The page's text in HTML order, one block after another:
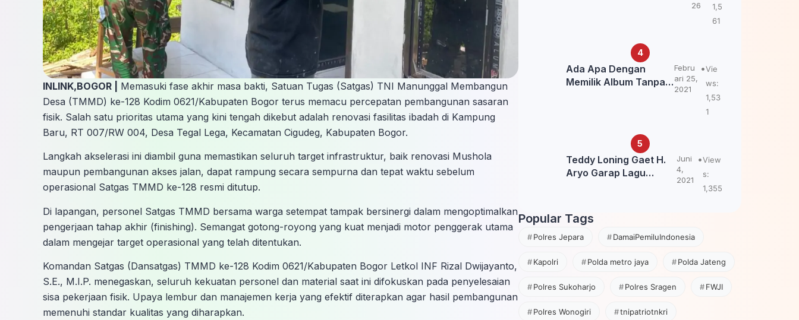
INLINK,BOGOR |
Memasuki fase akhir masa bakti, Satuan Tugas (Satgas) TNI Manunggal Membangun
Desa (TMMD) ke-128 Kodim 0621/Kabupaten Bogor terus memacu percepatan pembangunan sasaran
fisik. Salah satu prioritas utama yang kini tengah dikebut adalah renovasi fasilitas ibadah di Kampung
Baru, RT 007/RW 004, Desa Tegal Lega, Kecamatan Cigudeg, Kabupaten Bogor.
​Langkah akselerasi ini diambil guna memastikan seluruh target infrastruktur, baik renovasi Mushola
maupun pembangunan akses jalan, dapat rampung secara sempurna dan tepat waktu sebelum
operasional Satgas TMMD ke-128 resmi ditutup.
​Di lapangan, personel Satgas TMMD bersama warga setempat tampak bersinergi dalam mengoptimalkan
pengerjaan tahap akhir (finishing). Semangat gotong-royong yang kuat menjadi motor penggerak utama
dalam mengejar target operasional yang telah ditentukan.
​Komandan Satgas (Dansatgas) TMMD ke-128 Kodim 0621/Kabupaten Bogor Letkol INF Rizal Dwijayanto,
S.E., M.I.P. menegaskan, seluruh kekuatan personel dan material saat ini difokuskan pada penyelesaian
sisa pekerjaan fisik. Upaya lembur dan manajemen kerja yang efektif diterapkan agar hasil pembangunan
memenuhi standar kualitas yang diharapkan.
26
1,5
61
Ada Apa Dengan
Memilik Album Tanpa
Febru
ari 25,
2021
Vie
ws:
1,53
1
Teddy Loning Gaet H.
Aryo Garap Lagu
Juni
4,
2021
View
s:
1,355
Popular Tags
Polres Jepara DamaiPemiluIndonesia
Kapolri Polda metro jaya Polda Jateng
Polres Sukoharjo Polres Sragen FWJI
Polres Wonogiri tnipatriotnkri